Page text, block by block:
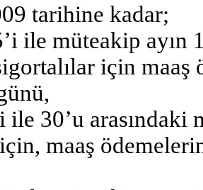
tarihine kadar;
ile müteakip ayın
için maaş
ile 30’u arasındaki
maaş